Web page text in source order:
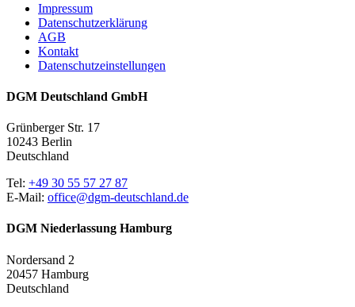
Impressum
Datenschutzerklärung
AGB
Kontakt
Datenschutzeinstellungen
DGM Deutschland GmbH
Grünberger Str. 17
10243 Berlin
Deutschland
Tel: +49 30 55 57 27 87
E-Mail: office@dgm-deutschland.de
DGM Niederlassung Hamburg
Nordersand 2
20457 Hamburg
Deutschland